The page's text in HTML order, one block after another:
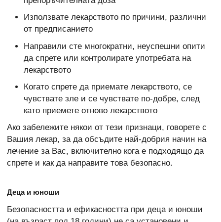
Използвате лекарството по причини, различни
от предписанието
Направили сте многократни, неуспешни опити
да спрете или контролирате употребата на
лекарството
Когато спрете да приемате лекарството, се
чувствате зле и се чувствате по-добре, след
като приемете отново лекарството
Ако забележите някои от тези признаци, говорете с
Вашия лекар, за да обсъдите най-добрия начин на
лечение за Вас, включително кога е подходящо да
спрете и как да направите това безопасно.
Деца и юноши
Безопасността и ефикасността при деца и юноши